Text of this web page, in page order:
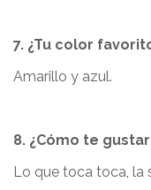
7. ¿Tu color
Amarillo y azul.
8. ¿Cómo te
Lo que toca toca, la